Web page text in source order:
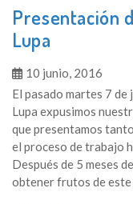
Presentación
Lupa
10 junio, 2016
El pasado martes 7
Lupa expusimos
que presentamos
el proceso de trabajo
Después de 5 meses
obtener frutos de